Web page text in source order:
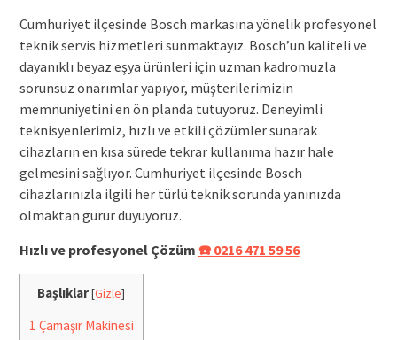
Cumhuriyet ilçesinde Bosch markasına yönelik profesyonel
teknik servis hizmetleri sunmaktayız. Bosch’un kaliteli ve
dayanıklı beyaz eşya ürünleri için uzman kadromuzla
sorunsuz onarımlar yapıyor, müşterilerimizin
memnuniyetini en ön planda tutuyoruz. Deneyimli
teknisyenlerimiz, hızlı ve etkili çözümler sunarak
cihazların en kısa sürede tekrar kullanıma hazır hale
gelmesini sağlıyor. Cumhuriyet ilçesinde Bosch
cihazlarınızla ilgili her türlü teknik sorunda yanınızda
olmaktan gurur duyuyoruz.
Hızlı ve profesyonel Çözüm ☎️ 0216 471 59 56
Başlıklar[Gizle]
1 Çamaşır Makinesi